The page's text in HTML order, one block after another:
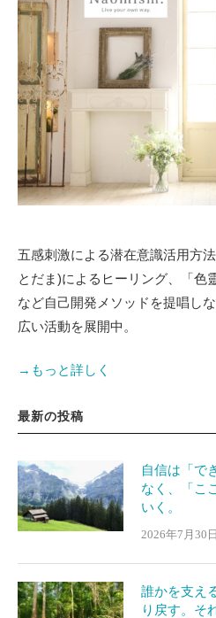
五感刺激による潜在意識活用方
とだま)によるヒーリング、「色
など自己開発メソッドを提唱し
広い活動を展開中。
→もっと詳しく
最新の投稿
自信は「で
なく、「こ
いく。
2026年7月30日
誰かを支え
り戻す。そ